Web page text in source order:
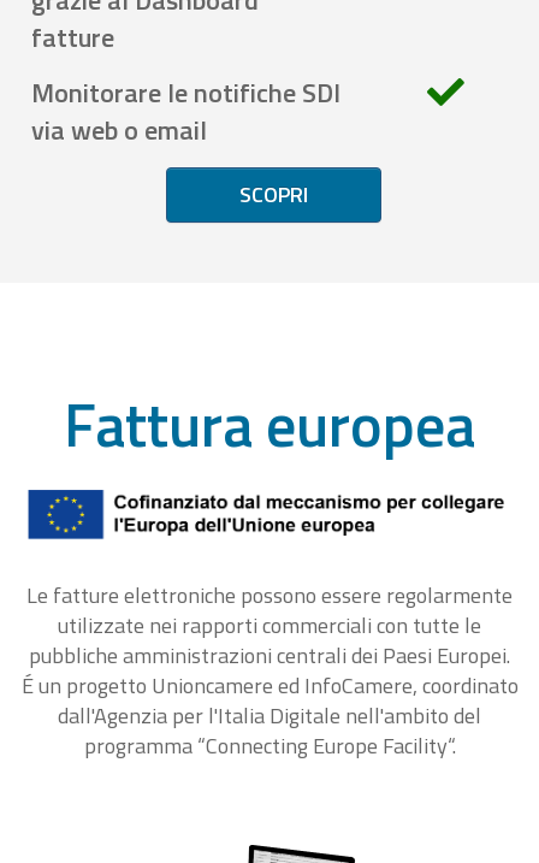
fatture
Monitorare le notifiche SDI
via web o email
SCOPRI
Fattura europea
Le fatture elettroniche possono essere regolarmente
utilizzate nei rapporti commerciali con tutte le
pubbliche amministrazioni centrali dei Paesi Europei.
É un progetto Unioncamere ed InfoCamere, coordinato
dall'Agenzia per l'Italia Digitale nell'ambito del
programma “Connecting Europe Facility“.